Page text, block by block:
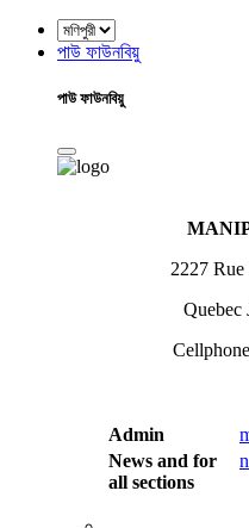
পাউ ফাউনবিয়ু
পাউ ফাউনবিয়ু
2227
Quebec
Admin
News and for
all sections